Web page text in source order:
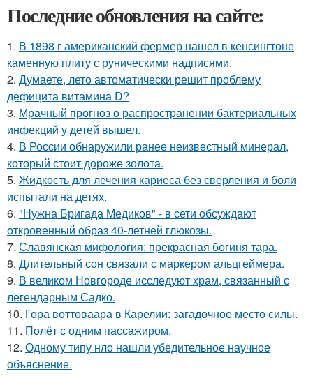
Последние обновления на сайте:
1. В 1898 г американский фермер нашел в кенсингтоне
каменную плиту с руническими надписями.
2. Думаете, лето автоматически решит проблему
дефицита витамина D?
3. Мрачный прогноз о распространении бактериальных
инфекций у детей вышел.
4. В России обнаружили ранее неизвестный минерал,
который стоит дороже золота.
5. Жидкость для лечения кариеса без сверления и боли
испытали на детях.
6. "Нужна Бригада Медиков" - в сети обсуждают
откровенный образ 40-летней глюкозы.
7. Славянская мифология: прекрасная богиня тара.
8. Длительный сон связали с маркером альцгеймера.
9. В великом Новгороде исследуют храм, связанный с
легендарным Садко.
10. Гора воттоваара в Карелии: загадочное место силы.
11. Полёт с одним пассажиром.
12. Одному типу нло нашли убедительное научное
объяснение.